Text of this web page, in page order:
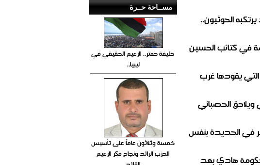
الحوثيون..
في كتائب الحسين
يقودها غرب
ويلاحق الحصباني
في الحديدة بنفس
حكومة هادي بعد
مســاحة حــرة
خليفة حفتر.. الزعيم الحقيقي في
ليبيا..
خمسة وثلاثون عاماً على تأسيس
الحزب الرائد ونجاح فكر الزعيم